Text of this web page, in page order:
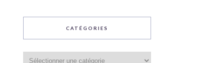
CATÉGORIES